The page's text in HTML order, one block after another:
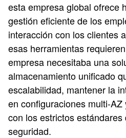
esta empresa global ofrece
gestión eficiente de los
interacción con los clientes
esas herramientas
empresa necesitaba una
almacenamiento unificado
escalabilidad, mantener la
en configuraciones multi-
con los estrictos
seguridad.